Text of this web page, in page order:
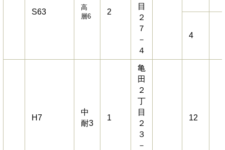
S63
高
層6
2
目
２
７
－
４
4
H7
中
耐3
1
亀
田
２
丁
目
２
３
－
12